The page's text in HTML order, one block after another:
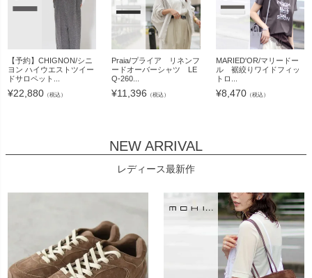
【予約】CHIGNON/シニ
ヨン ハイウエストツイー
ドサロペット...
¥22,880 （税込）
Praia/プライア リネンフ
ードオーバーシャツ LE
Q-260...
¥11,396 （税込）
MARIED'OR/マリードー
ル 裾絞りワイドフィッ
トロ...
¥8,470（税込）
NEW ARRIVAL
レディース最新作